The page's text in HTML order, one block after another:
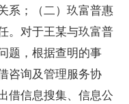
系；（二）玖富普惠
。对于王某与玖富普
题，根据查明的事
咨询及管理服务协
借信息搜集、信息公